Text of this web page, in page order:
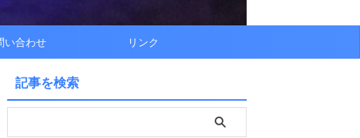
い合わせ リンク
記事を検索